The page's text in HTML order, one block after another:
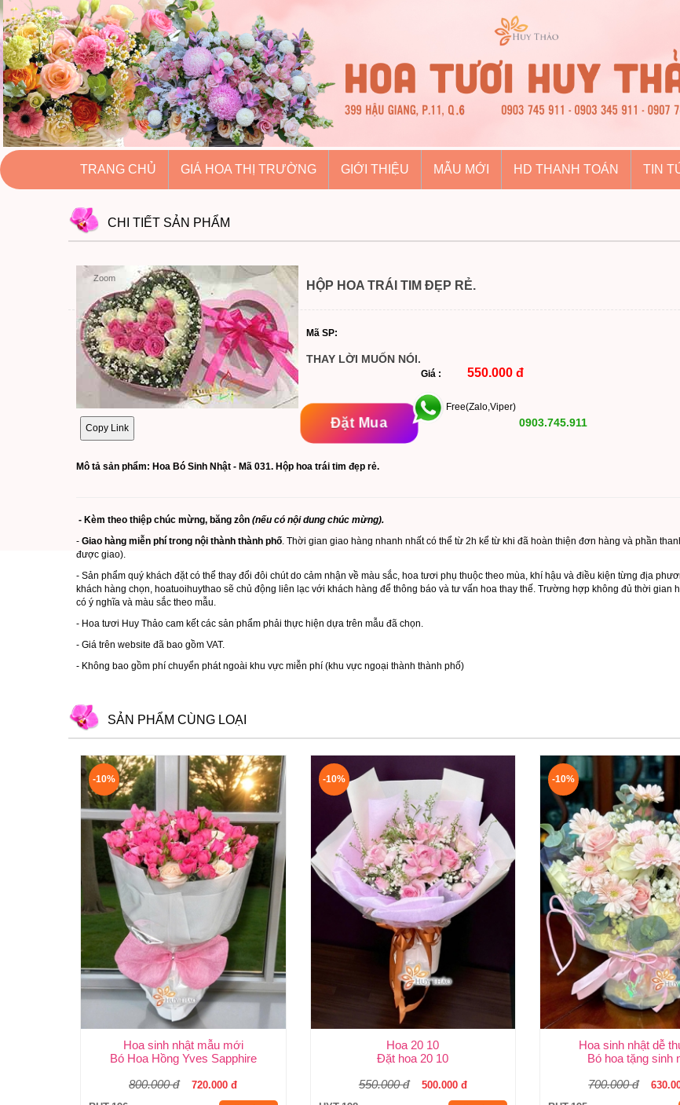
hoatuoihuythao.com
hoatuoihuythao.com
//hoatuoihuythao.com/
TRANG CHỦ GIÁ HOA THỊ TRƯỜNG GIỚI THIỆU MẪU MỚI HD THANH TOÁN TIN
CHI TIẾT SẢN PHẨM
Zoom
Copy Link
HỘP HOA TRÁI TIM ĐẸP RẺ.
Mã SP:
THAY LỜI MUỐN NÓI.
Giá : 550.000 đ
Đặt Mua
Free(Zalo,Viper)
0903.745.911
Mô tả sản phẩm: Hoa Bó Sinh Nhật - Mã 031. Hộp hoa trái tim đẹp rẻ.
- Kèm theo thiệp chúc mừng, băng zôn (nếu có nội dung chúc mừng).
- Giao hàng miễn phí trong nội thành thành phố. Thời gian giao hàng nhanh nhất có thể từ 2h kể từ khi đã hoàn thiện đơn hàng và phần
được giao).
- Sản phẩm quý khách đặt có thể thay đổi đôi chút do cảm nhận về màu sắc, hoa tươi phụ thuộc theo mùa, khí hậu và điều kiện từng địa
khách hàng chọn, hoatuoihuythao sẽ chủ động liên lạc với khách hàng để thông báo và tư vấn hoa thay thế. Trường hợp không đủ thời
có ý nghĩa và màu sắc theo mẫu.
- Hoa tươi Huy Thảo cam kết các sản phẩm phải thực hiện dựa trên mẫu đã chọn.
- Giá trên website đã bao gồm VAT.
- Không bao gồm phí chuyển phát ngoài khu vực miễn phí (khu vực ngoại thành thành phố)
SẢN PHẨM CÙNG LOẠI
-10%
Hoa sinh nhật mẫu mới
Bó Hoa Hồng Yves Sapphire
800.000 đ
720.000 đ
-10%
Hoa 20 10
Đặt hoa 20 10
550.000 đ
500.000 đ
-10%
Hoa sinh nhật dễ
Bó hoa tặng sinh
700.000 đ